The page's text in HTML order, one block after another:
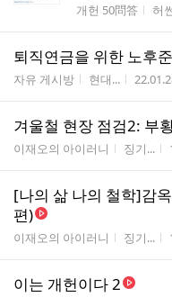
게시판명
개헌 50問答 작
허
퇴직연금을 위한 노후
게시판명
자유 게시방 작성자
현대... 작성시
겨울철 현장 점검2: 부
게시판명
이재오의 아이러니 작성자
징기...
[나의 삶 나의 철학]감
편)
게시판명
이재오의 아이러니 작성자
징기...
이는 개헌이다 2